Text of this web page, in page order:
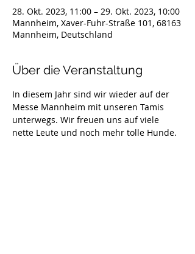
28. Okt. 2023, 11:00 – 29. Okt. 2023, 10:00
Mannheim, Xaver-Fuhr-Straße 101, 68163
Mannheim, Deutschland
Über die Veranstaltung
In diesem Jahr sind wir wieder auf der
Messe Mannheim mit unseren Tamis
unterwegs. Wir freuen uns auf viele
nette Leute und noch mehr tolle Hunde.